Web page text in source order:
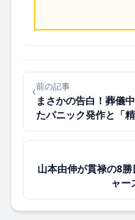
‹前の記事
まさかの告白！葬儀
たパニック発作と「
山本由伸が貫禄の8
ャー